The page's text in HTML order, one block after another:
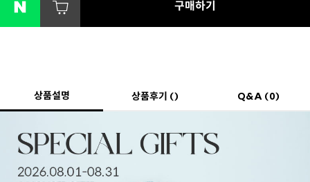
구매하기
상품설명 상품후기 () Q&A (0)